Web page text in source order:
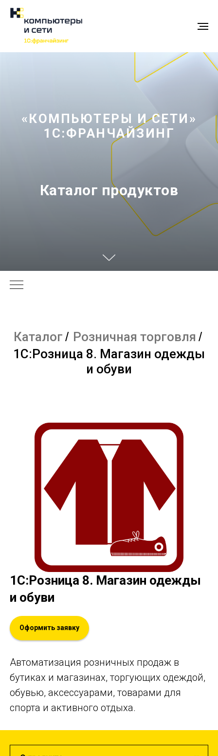
«КОМПЬЮТЕРЫ И СЕТИ»
1С:ФРАНЧАЙЗИНГ
Каталог продуктов
Каталог / Розничная торговля /
1С:Розница 8. Магазин одежды
и обуви
1С:Розница 8. Магазин одежды
и обуви
Оформить заявку
Автоматизация розничных продаж в
бутиках и магазинах, торгующих одеждой,
обувью, аксессуарами, товарами для
спорта и активного отдыха.